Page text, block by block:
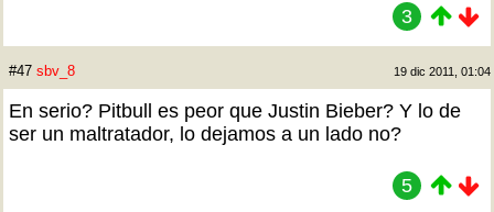
3
#47 sbv_8 19 dic 2011, 01:04
En serio? Pitbull es peor que Justin Bieber? Y lo de
ser un maltratador, lo dejamos a un lado no?
5